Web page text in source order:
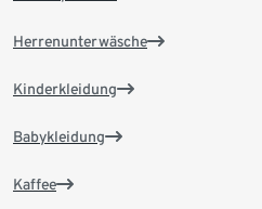
Herrenunterwäsche
Kinderkleidung
Babykleidung
Kaffee